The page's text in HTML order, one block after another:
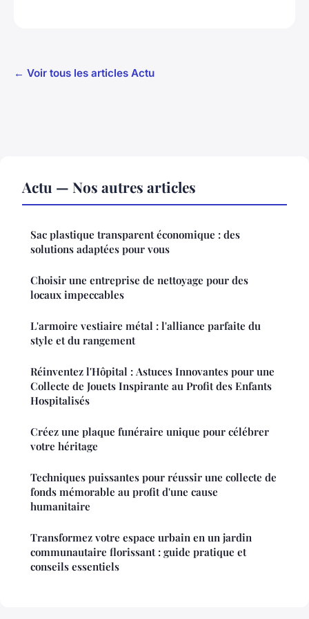
← Voir tous les articles Actu
Actu — Nos autres articles
Sac plastique transparent économique : des
solutions adaptées pour vous
Choisir une entreprise de nettoyage pour des
locaux impeccables
L'armoire vestiaire métal : l'alliance parfaite du
style et du rangement
Réinventez l'Hôpital : Astuces Innovantes pour une
Collecte de Jouets Inspirante au Profit des Enfants
Hospitalisés
Créez une plaque funéraire unique pour célébrer
votre héritage
Techniques puissantes pour réussir une collecte de
fonds mémorable au profit d'une cause
humanitaire
Transformez votre espace urbain en un jardin
communautaire florissant : guide pratique et
conseils essentiels